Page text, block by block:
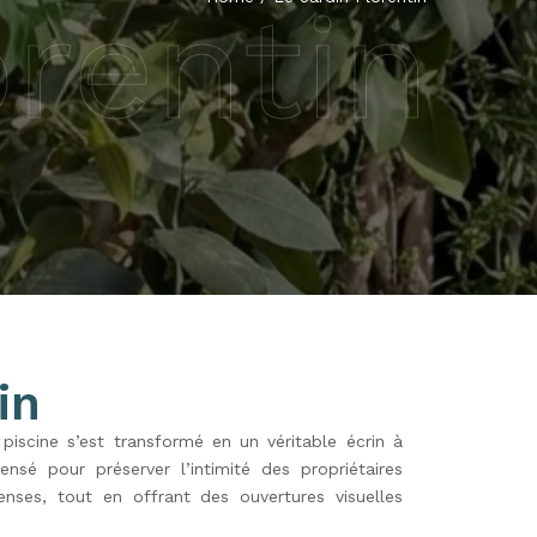
s’est transformé en un véritable écrin à
pour préserver l’intimité des propriétaires
tout en offrant des ouvertures visuelles